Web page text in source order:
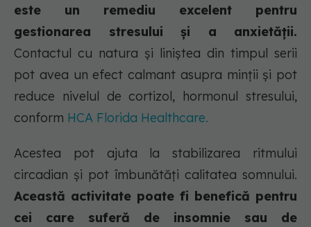
este un remediu excelent pentru
gestionarea stresului și a anxietății.
Contactul cu natura și liniștea din timpul serii
pot avea un efect calmant asupra minții și pot
reduce nivelul de cortizol, hormonul stresului,
conform HCA Florida Healthcare.
Acestea pot ajuta la stabilizarea ritmului
circadian și pot îmbunătăți calitatea somnului.
Această activitate poate fi benefică pentru
cei care suferă de insomnie sau de